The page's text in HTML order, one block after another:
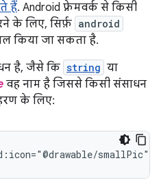
हैं. Android फ़्रेमवर्क से किसी
के लिए, सिर्फ़ android
किया जा सकता है.
है, जैसे कि string या
वह नाम है जिससे किसी संसाधन
के लिए:
smallPic"